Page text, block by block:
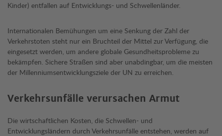
Kinder) entfallen auf Entwicklungs- und Schwellenländer.
Internationalen Bemühungen um eine Senkung der Zahl der
Verkehrstoten steht nur ein Bruchteil der Mittel zur Verfügung, die
eingesetzt werden, um andere globale Gesundheitsprobleme zu
bekämpfen. Sichere Straßen sind aber unabdingbar, um die meisten
der Millenniumsentwicklungsziele der UN zu erreichen.
Verkehrsunfälle verursachen Armut
Die wirtschaftlichen Kosten, die Schwellen- und
Entwicklungsländern durch Verkehrsunfälle entstehen, werden auf